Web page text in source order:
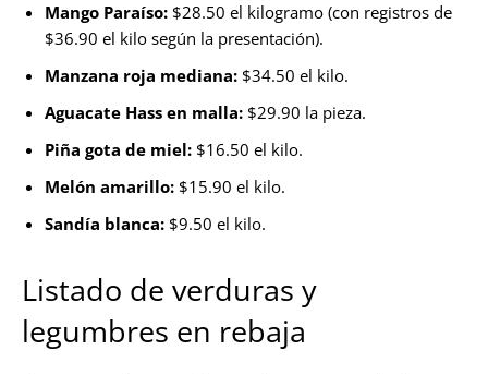
Mango Paraíso: $28.50 el kilogramo (con registros de
$36.90 el kilo según la presentación).
Manzana roja mediana: $34.50 el kilo.
Aguacate Hass en malla: $29.90 la pieza.
Piña gota de miel: $16.50 el kilo.
Melón amarillo: $15.90 el kilo.
Sandía blanca: $9.50 el kilo.
Listado de verduras y
legumbres en rebaja